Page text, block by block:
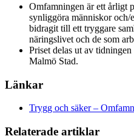
Omfamningen är ett årligt
synliggöra människor och/
bidragit till ett tryggare
näringslivet och de som
Priset delas ut av
Malmö Stad.
Länkar
Trygg och säker –
Relaterade artiklar